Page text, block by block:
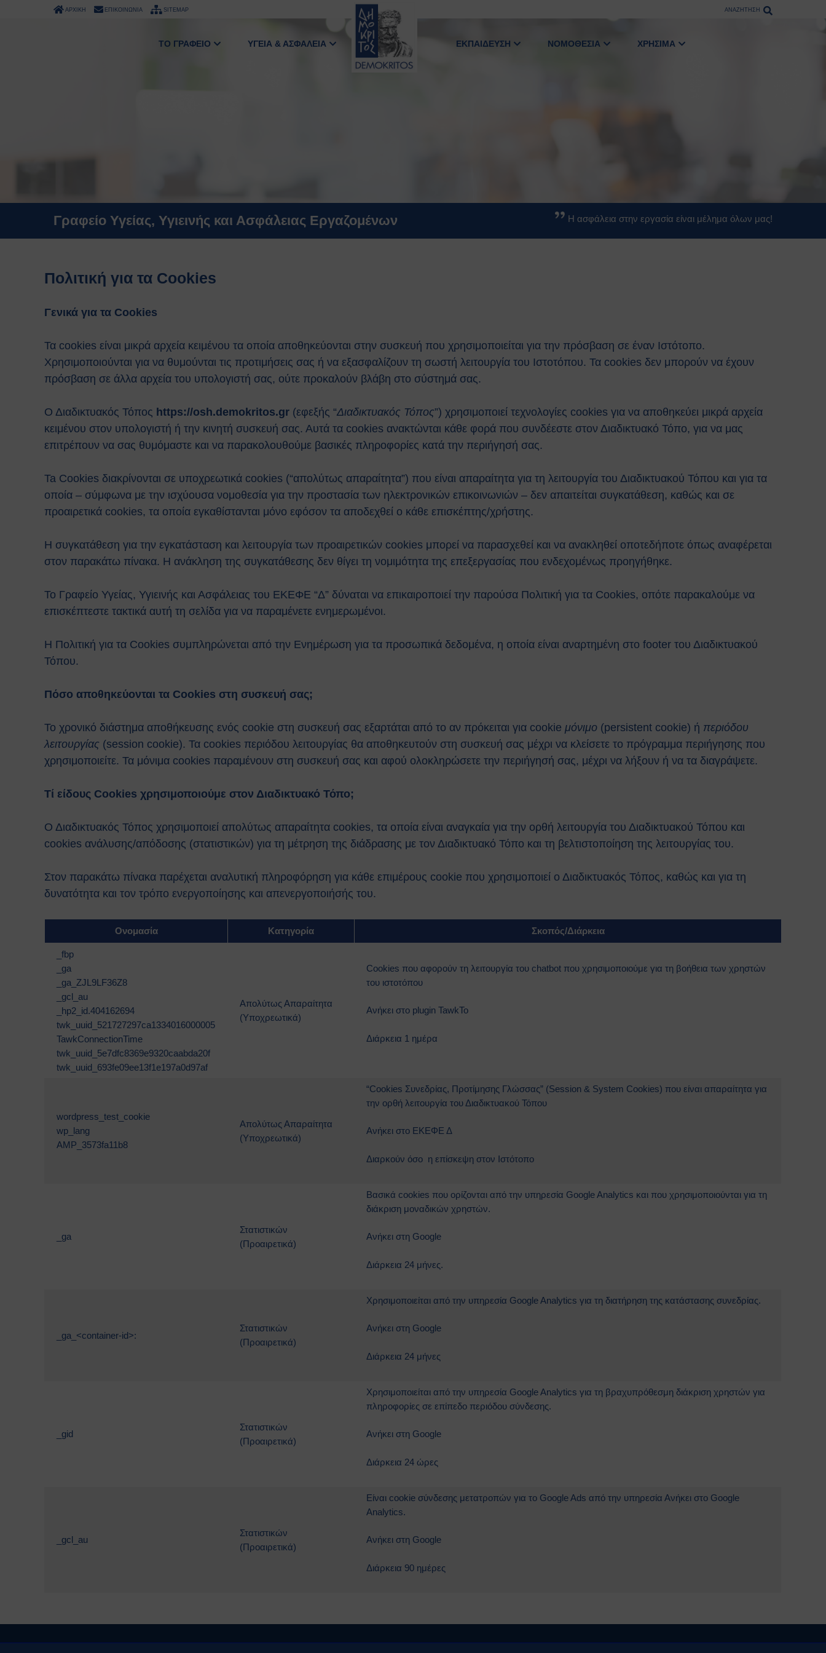
ΑΡΧΙΚΗ ΕΠΙΚΟΙΝΩΝΙΑ SITEMAP ΑΝΑΖΗΤΗΣΗ
ΤΟ ΓΡΑΦΕΙΟ ΥΓΕΙΑ & ΑΣΦΑΛΕΙΑ ΕΚΠΑΙΔΕΥΣΗ ΝΟΜΟΘΕΣΙΑ ΧΡΗΣΙΜΑ
Γραφείο Υγείας, Υγιεινής και Ασφάλειας Εργαζομένων Η ασφάλεια στην εργασία είναι μέλημα όλων μας!
Πολιτική για τα Cookies
Γενικά για τα Cookies
Τα cookies είναι μικρά αρχεία κειμένου τα οποία αποθηκεύονται στην συσκευή που χρησιμοποιείται για την πρόσβαση σε έναν Ιστότοπο.
Χρησιμοποιούνται για να θυμούνται τις προτιμήσεις σας ή να εξασφαλίζουν τη σωστή λειτουργία του Ιστοτόπου. Τα cookies δεν μπορούν να έχουν
πρόσβαση σε άλλα αρχεία του υπολογιστή σας, ούτε προκαλούν βλάβη στο σύστημά σας.
Ο Διαδικτυακός Τόπος https://osh.demokritos.gr (εφεξής “Διαδικτυακός Τόπος”) χρησιμοποιεί τεχνολογίες cookies για να αποθηκεύει μικρά αρχεία
κειμένου στον υπολογιστή ή την κινητή συσκευή σας. Αυτά τα cookies ανακτώνται κάθε φορά που συνδέεστε στον Διαδικτυακό Τόπο, για να μας
επιτρέπουν να σας θυμόμαστε και να παρακολουθούμε βασικές πληροφορίες κατά την περιήγησή σας.
Ta Cookies διακρίνονται σε υποχρεωτικά cookies (“απολύτως απαραίτητα”) που είναι απαραίτητα για τη λειτουργία του Διαδικτυακού Τόπου και για τα
οποία – σύμφωνα με την ισχύουσα νομοθεσία για την προστασία των ηλεκτρονικών επικοινωνιών – δεν απαιτείται συγκατάθεση, καθώς και σε
προαιρετικά cookies, τα οποία εγκαθίστανται μόνο εφόσον τα αποδεχθεί ο κάθε επισκέπτης/χρήστης.
Η συγκατάθεση για την εγκατάσταση και λειτουργία των προαιρετικών cookies μπορεί να παρασχεθεί και να ανακληθεί οποτεδήποτε όπως αναφέρεται
στον παρακάτω πίνακα. Η ανάκληση της συγκατάθεσης δεν θίγει τη νομιμότητα της επεξεργασίας που ενδεχομένως προηγήθηκε.
Το Γραφείο Υγείας, Υγιεινής και Ασφάλειας του ΕΚΕΦΕ “Δ” δύναται να επικαιροποιεί την παρούσα Πολιτική για τα Cookies, οπότε παρακαλούμε να
επισκέπτεστε τακτικά αυτή τη σελίδα για να παραμένετε ενημερωμένοι.
Η Πολιτική για τα Cookies συμπληρώνεται από την Ενημέρωση για τα προσωπικά δεδομένα, η οποία είναι αναρτημένη στο footer του Διαδικτυακού
Τόπου.
Πόσο αποθηκεύονται τα Cookies στη συσκευή σας;
Το χρονικό διάστημα αποθήκευσης ενός cookie στη συσκευή σας εξαρτάται από το αν πρόκειται για cookie μόνιμο (persistent cookie) ή περιόδου
λειτουργίας (session cookie). Τα cookies περιόδου λειτουργίας θα αποθηκευτούν στη συσκευή σας μέχρι να κλείσετε το πρόγραμμα περιήγησης που
χρησιμοποιείτε. Τα μόνιμα cookies παραμένουν στη συσκευή σας και αφού ολοκληρώσετε την περιήγησή σας, μέχρι να λήξουν ή να τα διαγράψετε.
Τί είδους Cookies χρησιμοποιούμε στον Διαδικτυακό Τόπο;
Ο Διαδικτυακός Τόπος χρησιμοποιεί απολύτως απαραίτητα cookies, τα οποία είναι αναγκαία για την ορθή λειτουργία του Διαδικτυακού Τόπου και
cookies ανάλυσης/απόδοσης (στατιστικών) για τη μέτρηση της διάδρασης με τον Διαδικτυακό Τόπο και τη βελτιστοποίηση της λειτουργίας του.
Στον παρακάτω πίνακα παρέχεται αναλυτική πληροφόρηση για κάθε επιμέρους cookie που χρησιμοποιεί ο Διαδικτυακός Τόπος, καθώς και για τη
δυνατότητα και τον τρόπο ενεργοποίησης και απενεργοποιήσής του.
Ονομασία Κατηγορία Σκοπός/Διάρκεια
_fbp
_ga
_ga_ZJL9LF36Z8
_gcl_au
_hp2_id.404162694
twk_uuid_521727297ca1334016000005
TawkConnectionTime
twk_uuid_5e7dfc8369e9320caabda20f
twk_uuid_693fe09ee13f1e197a0d97af
Απολύτως Απαραίτητα
(Υποχρεωτικά)
Cookies που αφορούν τη λειτουργία του chatbot που χρησιμοποιούμε για τη βοήθεια των χρηστών
του ιστοτόπου
Ανήκει στo plugin TawkTo
Διάρκεια 1 ημέρα
wordpress_test_cookie
wp_lang
AMP_3573fa11b8
Απολύτως Απαραίτητα
(Υποχρεωτικά)
“Cookies Συνεδρίας, Προτίμησης Γλώσσας” (Session & System Cookies) που είναι απαραίτητα για
την ορθή λειτουργία του Διαδικτυακού Τόπου
Ανήκει στo EKEΦΕ Δ
Διαρκούν όσο η επίσκεψη στον Ιστότοπο
_ga
Στατιστικών
(Προαιρετικά)
Βασικά cookies που ορίζονται από την υπηρεσία Google Analytics και που χρησιμοποιούνται για τη
διάκριση μοναδικών χρηστών.
Ανήκει στη Google
Διάρκεια 24 μήνες.
_ga_<container-id>:
Στατιστικών
(Προαιρετικά)
Χρησιμοποιείται από την υπηρεσία Google Analytics για τη διατήρηση της κατάστασης συνεδρίας.
Ανήκει στη Google
Διάρκεια 24 μήνες
_gid
Στατιστικών
(Προαιρετικά)
Χρησιμοποιείται από την υπηρεσία Google Analytics για τη βραχυπρόθεσμη διάκριση χρηστών για
πληροφορίες σε επίπεδο περιόδου σύνδεσης.
Ανήκει στη Google
Διάρκεια 24 ώρες
_gcl_au
Στατιστικών
(Προαιρετικά)
Είναι cookie σύνδεσης μετατροπών για το Google Ads από την υπηρεσία Ανήκει στο Google
Analytics.
Ανήκει στη Google
Διάρκεια 90 ημέρες